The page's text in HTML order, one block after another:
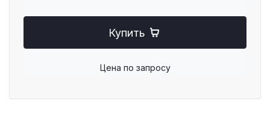
Купить
Цена по запросу